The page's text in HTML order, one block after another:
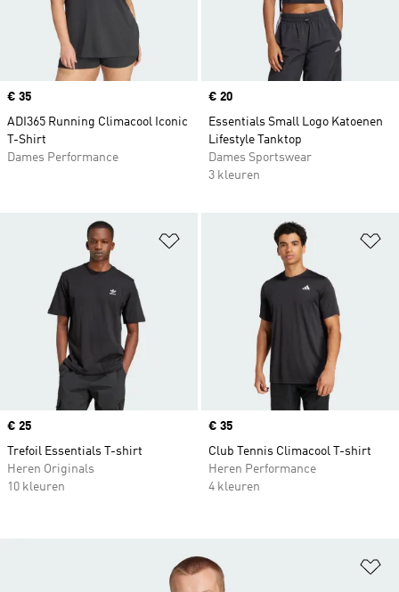
Price
€ 35
ADI365 Running Climacool Iconic
T-Shirt
Dames Performance
Price
€ 20
Essentials Small Logo Katoenen
Lifestyle Tanktop
Dames Sportswear
3 kleuren
Op verlanglijst zetten
Price
€ 25
Trefoil Essentials T-shirt
Heren Originals
10 kleuren
Price
€ 35
Club Tennis Climacool T-shirt
Heren Performance
4 kleuren